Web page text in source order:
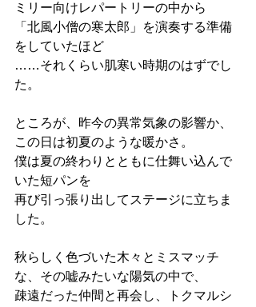
ミリー向けレパートリーの中から
「北風小僧の寒太郎」を演奏する準備
をしていたほど
……それくらい肌寒い時期のはずでし
た。
ところが、昨今の異常気象の影響か、
この日は初夏のような暖かさ。
僕は夏の終わりとともに仕舞い込んで
いた短パンを
再び引っ張り出してステージに立ちま
した。
秋らしく色づいた木々とミスマッチ
な、その嘘みたいな陽気の中で、
疎遠だった仲間と再会し、トクマルシ